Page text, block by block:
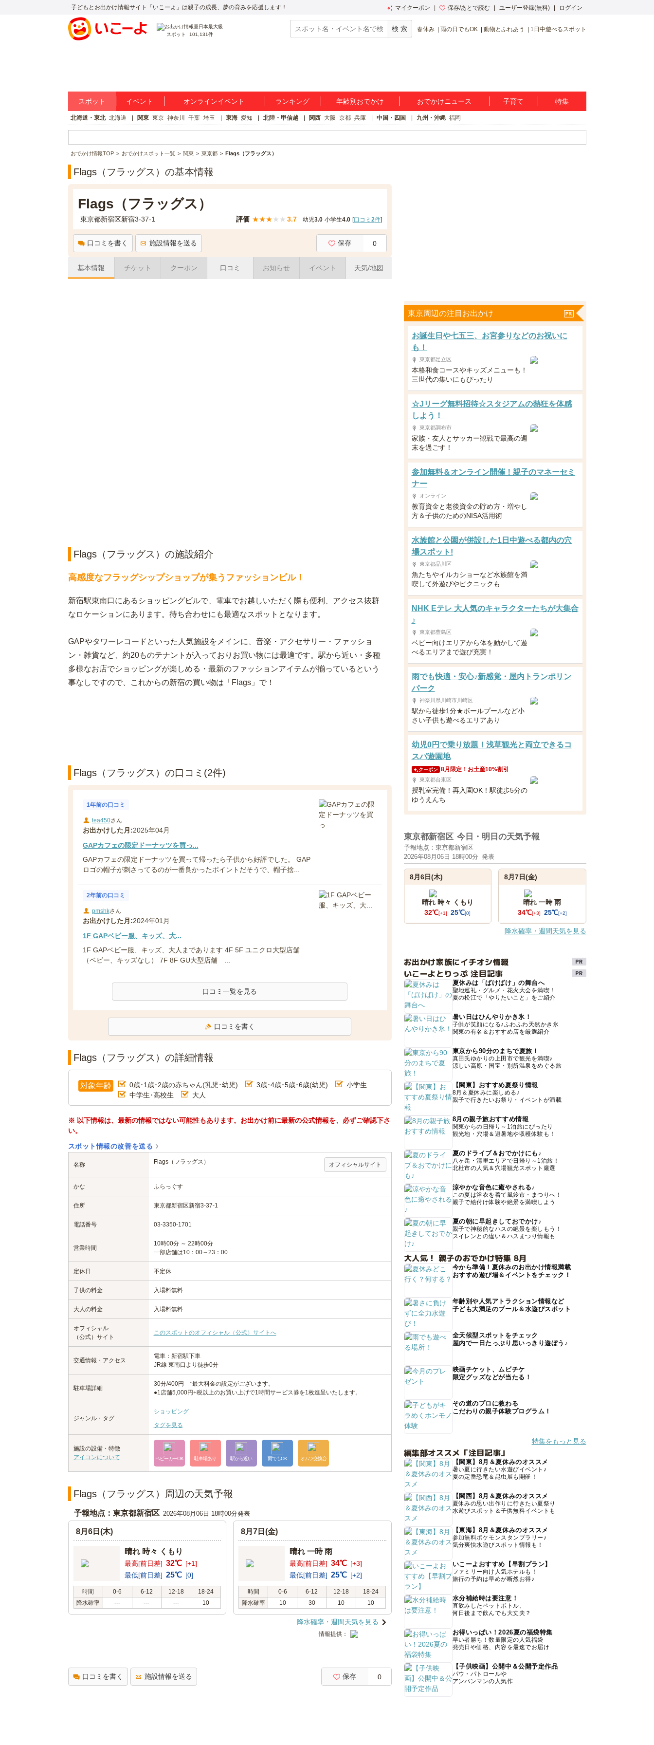
子どもとお出かけ情報サイト「いこーよ」は親子の成長、夢の育みを応援します！ マイクーポン 保存/あとで読む ユーザー登録(無料) ログイン
スポット 101,131件
春休み 雨の日でもOK 動物とふれあう 1日中遊べるスポット
スポット イベント オンラインイベント ランキング 年齢別おでかけ おでかけニュース 子育て 特集
北海道・東北 北海道 関東 東京 神奈川 千葉 埼玉 東海 愛知 北陸・甲信越 関西 大阪 京都 兵庫 中国・四国 九州・沖縄 福岡
おでかけ情報TOP おでかけスポット一覧 関東 東京都 Flags（フラッグス）
Flags（フラッグス）の基本情報
Flags（フラッグス）
東京都新宿区新宿3-37-1 評価 ★★★★ ★ 3.7 幼児3.0 小学生4.0 [口コミ 2件]
口コミを書く 施設情報を送る 保存 0
基本情報 チケット クーポン 口コミ お知らせ イベント 天気/地図
Flags（フラッグス）の施設紹介
高感度なフラッグシップショップが集うファッションビル！
新宿駅東南口にあるショッピングビルで、電車でお越しいただく際も便利、アクセス抜群
なロケーションにあります。待ち合わせにも最適なスポットとなります。
GAPやタワーレコードといった人気施設をメインに、音楽・アクセサリー・ファッショ
ン・雑貨など、約20ものテナントが入っておりお買い物には最適です。駅から近い・多種
多様なお店でショッピングが楽しめる・最新のファッションアイテムが揃っているという
事なしですので、これからの新宿の買い物は「Flags」で！
Flags（フラッグス）の口コミ(2件)
1年前の口コミ
tea450さん
お出かけした月:2025年04月
GAPカフェの限定ドーナッツを買っ...
GAPカフェの限定ドーナッツを買って帰ったら子供から好評でした。 GAP
ロゴの帽子が刺さってるのが一番良かったポイントだそうで、帽子捨...
2年前の口コミ
pmshkさん
お出かけした月:2024年01月
1F GAPベビー服、キッズ、大...
1F GAPベビー服、キッズ、大人まであります 4F 5F ユニクロ大型店舗
（ベビー、キッズなし） 7F 8F GU大型店舗 ...
口コミ一覧を見る
口コミを書く
Flags（フラッグス）の詳細情報
対象年齢 0歳･1歳･2歳の赤ちゃん(乳児･幼児) 3歳･4歳･5歳･6歳(幼児)
小学生
中学生･高校生
大人
※ 以下情報は、最新の情報ではない可能性もあります。お出かけ前に最新の公式情報を、必ずご確認下さ
い。
スポット情報の改善を送る
名称 Flags（フラッグス） オフィシャルサイト
かな ふらっぐす
住所 東京都新宿区新宿3-37-1
電話番号 03-3350-1701
営業時間
10時00分 ～ 22時00分
一部店舗は10：00～23：00
定休日 不定休
子供の料金 入場料無料
大人の料金 入場料無料
オフィシャル
（公式）サイト
このスポットのオフィシャル（公式）サイトへ
交通情報・アクセス
電車：新宿駅下車
JR線 東南口より徒歩0分
駐車場詳細
30分/400円 *最大料金の設定がございます。
●1店舗5,000円+税以上のお買い上げで1時間サービス券を1枚進呈いたします。
ジャンル・タグ
ショッピング
タグを見る
施設の設備・特徴
アイコンについて
ベビーカーOK 駐車場あり 駅から近い 雨でもOK オムツ交換台
Flags（フラッグス）周辺の天気予報
予報地点：東京都新宿区 2026年08月06日 18時00分発表
8月6日(木)
晴れ 時々 くもり
最高[前日差] 32℃ [+1]
最低[前日差] 25℃ [0]
時間 0-6 6-12 12-18
18-24
降水確率
--- --- --- 10
8月7日(金)
晴れ 一時 雨
最高[前日差] 34℃ [+3]
最低[前日差] 25℃ [+2]
時間 0-6 6-12 12-18
18-24
降水確率
10 30 10 10
降水確率・週間天気を見る
情報提供：
口コミを書く 施設情報を送る 保存 0
東京周辺の注目お出かけ
お誕生日や七五三、お宮参りなどのお祝いに
も！
東京都足立区
本格和食コースやキッズメニューも！
三世代の集いにもぴったり
☆Jリーグ無料招待☆スタジアムの熱狂を体感
しよう！
東京都調布市
家族・友人とサッカー観戦で最高の週
末を過ごす！
参加無料＆オンライン開催！親子のマネーセミ
ナー
オンライン
教育資金と老後資金の貯め方・増やし
方＆子供のためのNISA活用術
水族館と公園が併設した1日中遊べる都内の穴
場スポット!
東京都品川区
魚たちやイルカショーなど水族館を満
喫して外遊びやピクニックも
NHK Eテレ 大人気のキャラクターたちが大集合
♪
東京都豊島区
ベビー向けエリアから体を動かして遊
べるエリアまで遊び充実！
雨でも快適・安心♪新感覚・屋内トランポリン
パーク
神奈川県川崎市川崎区
駅から徒歩1分★ボールプールなど小
さい子供も遊べるエリアあり
幼児0円で乗り放題！浅草観光と両立できるコ
スパ遊園地
クーポン 8月限定！お土産10%割引
東京都台東区
授乳室完備！再入園OK！駅徒歩5分の
ゆうえんち
東京都新宿区 今日・明日の天気予報
予報地点：東京都新宿区
2026年08月06日 18時00分 発表
8月6日(木)
晴れ 時々 くもり
32℃[+1] 25℃[0]
8月7日(金)
晴れ 一時 雨
34℃[+3] 25℃[+2]
降水確率・週間天気を見る
お出かけ家族にイチオシ情報
いこーよとりっぷ 注目記事
夏休みは「ばけばけ」の舞台へ
聖地巡礼・グルメ・花火大会を満喫！
夏の松江で「やりたいこと」をご紹介
暑い日はひんやりかき氷！
子供が笑顔になる♪ふわふわ天然かき氷
関東の有名＆おすすめ店を厳選紹介
東京から90分のまちで夏旅！
真田氏ゆかりの上田市で観光を満喫♪
涼しい高原・国宝・別所温泉をめぐる旅
【関東】おすすめ夏祭り情報
8月＆夏休みに楽しめる♪
親子で行きたいお祭り・イベントが満載
8月の親子旅おすすめ情報
関東からの日帰り～1泊旅にぴったり
観光地・穴場＆避暑地や収穫体験も！
夏のドライブ＆おでかけにも♪
八ヶ岳・清里エリアで日帰り～1泊旅！
北杜市の人気＆穴場観光スポット厳選
涼やかな音色に癒やされる♪
この夏は浴衣を着て風鈴市・まつりへ！
親子で絵付け体験や絶景を満喫しよう
夏の朝に早起きしておでかけ♪
親子で神秘的なハスの絶景を楽しもう！
スイレンとの違い＆ハスまつり情報も
大人気！ 親子のおでかけ特集 8月
今から準備！夏休みのお出かけ情報満載
おすすめ遊び場＆イベントをチェック！
年齢別や人気アトラクション情報など
子ども大満足のプール＆水遊びスポット
全天候型スポットをチェック
屋内で一日たっぷり思いっきり遊ぼう♪
映画チケット、ムビチケ
限定グッズなどが当たる！
その道のプロに教わる
こだわりの親子体験プログラム！
特集をもっと見る
編集部オススメ「注目記事」
【関東】8月＆夏休みのオススメ
暑い夏に行きたい水遊びイベント♪
夏の定番恐竜＆昆虫展も開催！
【関西】8月＆夏休みのオススメ
夏休みの思い出作りに行きたい夏祭り
水遊びスポット＆子供無料イベントも
【東海】8月＆夏休みのオススメ
参加無料ポケモンスタンプラリー♪
気分爽快水遊びスポット情報も！
いこーよおすすめ【早割プラン】
ファミリー向け人気ホテルも！
旅行の予約は早めが断然お得♪
水分補給時は要注意！
直飲みしたペットボトル、
何日後まで飲んでも大丈夫？
お得いっぱい！2026夏の福袋特集
早い者勝ち！数量限定の人気福袋
発売日や価格、内容を最速でお届け
【子供映画】公開中＆公開予定作品
パウ・パトロールや
アンパンマンの人気作